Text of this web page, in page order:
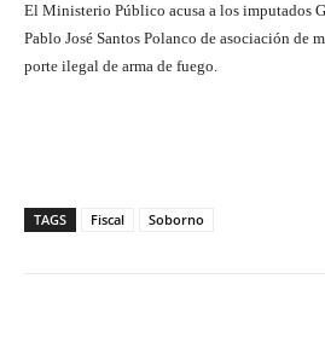
El Ministerio Público acusa a los imputados
Pablo José Santos Polanco de asociación de
porte ilegal de arma de fuego.
TAGS Fiscal Soborno